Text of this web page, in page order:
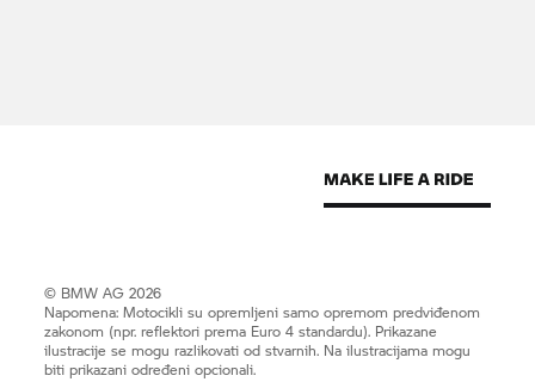
© BMW AG 2026
Napomena: Motocikli su opremljeni samo opremom predviđenom
zakonom (npr. reflektori prema Euro 4 standardu). Prikazane
ilustracije se mogu razlikovati od stvarnih. Na ilustracijama mogu
biti prikazani određeni opcionali.